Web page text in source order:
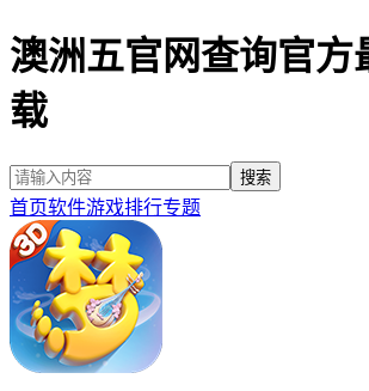
澳洲五官网查询官方
载
首页软件游戏排行专题